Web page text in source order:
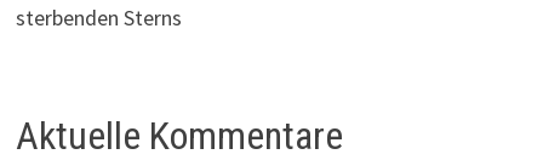
sterbenden Sterns
Aktuelle Kommentare